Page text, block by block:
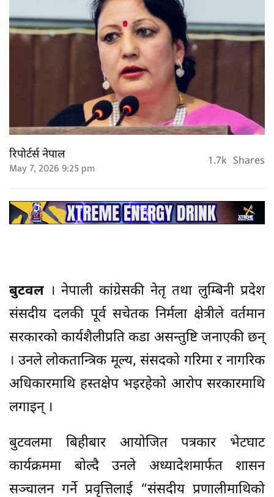
रिपोर्टर्स नेपाल
May 7, 2026 9:25 pm 1.7k Shares
बुटवल । नेपाली कांग्रेसकी नेतृ तथा लुम्बिनी प्रदेश
संसदीय दलकी पूर्व सचेतक निर्मला क्षेत्रीले वर्तमान
सरकारको कार्यशैलीप्रति कडा असन्तुष्टि जनाएकी छन्
। उनले लोकतान्त्रिक मूल्य, संसदको गरिमा र नागरिक
अधिकारमाथि हस्तक्षेप भइरहेको आरोप सरकारमाथि
लगाइन् ।
बुटवलमा बिहीबार आयोजित पत्रकार भेटघाट
कार्यक्रममा बोल्दै उनले अध्यादेशमार्फत शासन
सञ्चालन गर्ने प्रवृत्तिलाई “संसदीय प्रणालीमाथिको